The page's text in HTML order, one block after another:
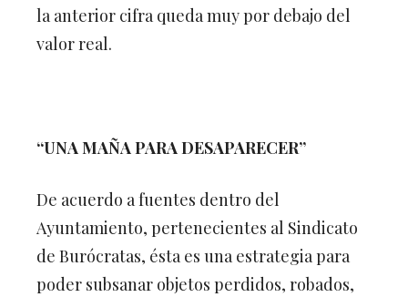
la anterior cifra queda muy por debajo del
valor real.
“UNA MAÑA PARA DESAPARECER”
De acuerdo a fuentes dentro del
Ayuntamiento, pertenecientes al Sindicato
de Burócratas, ésta es una estrategia para
poder subsanar objetos perdidos, robados,